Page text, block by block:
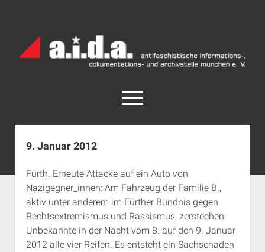
Archiv
München
open
menu
facebook
rss info@aida-archiv.de
Aktuelles
Termine
open
dropdown
menu
Antifaschistische Termine im Süden
Antifaschistische Termine in München
Chronologie
Das Archiv
open
dropdown
9. Januar 2012
Fürth. Erneute Attacke auf ein Auto von
Nazigegner_innen: Am Fahrzeug der Familie B.,
aktiv unter anderem im Fürther Bündnis gegen
Rechtsextremismus und Rassismus, zerstechen
Unbekannte in der Nacht vom 8. auf den 9. Januar
2012 alle vier Reifen. Es entsteht ein Sachschaden